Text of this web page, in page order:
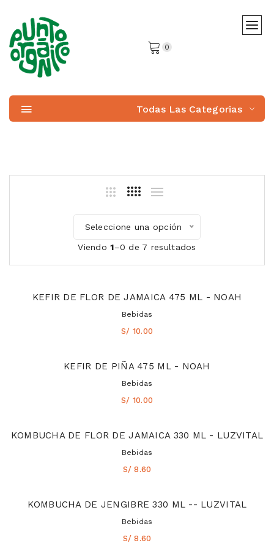
0
Todas Las Categorias
Seleccione una opción
Viendo1–0 de 7 resultados
KEFIR DE FLOR DE JAMAICA 475 ML - NOAH
Bebidas
S/ 10.00
KEFIR DE PIÑA 475 ML - NOAH
Bebidas
S/ 10.00
KOMBUCHA DE FLOR DE JAMAICA 330 ML - LUZVITAL
Bebidas
S/ 8.60
KOMBUCHA DE JENGIBRE 330 ML -- LUZVITAL
Bebidas
S/ 8.60